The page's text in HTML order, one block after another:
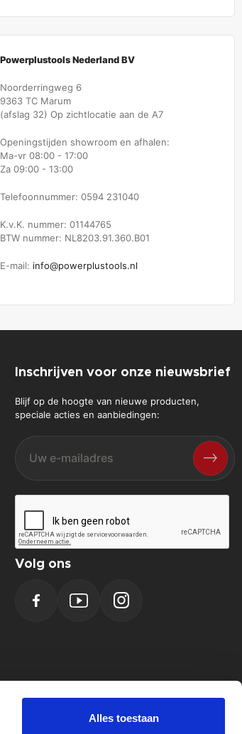
Alles toestaan
Powerplustools Nederland BV
Noorderringweg 6
9363 TC Marum
(afslag 32) Op zichtlocatie aan de A7
Openingstijden showroom en afhalen:
Ma-vr 08:00 - 17:00
Za 09:00 - 13:00
Telefoonnummer: 0594 231040
K.v.K. nummer: 01144765
BTW nummer: NL8203.91.360.B01
E-mail: info@powerplustools.nl
Inschrijven voor onze nieuwsbrief
Blijf op de hoogte van nieuwe producten,
speciale acties en aanbiedingen:
Volg ons